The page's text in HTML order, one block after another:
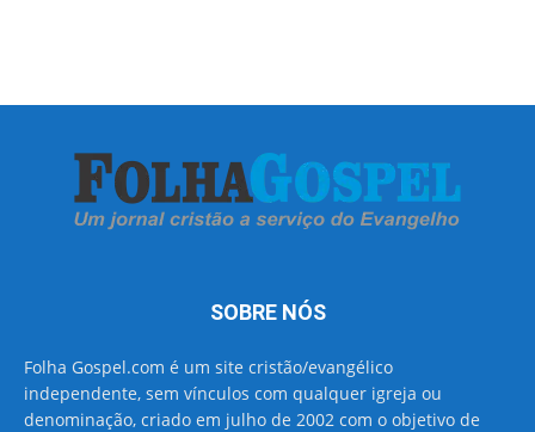
SOBRE NÓS
Folha Gospel.com é um site cristão/evangélico
independente, sem vínculos com qualquer igreja ou
denominação, criado em julho de 2002 com o objetivo de